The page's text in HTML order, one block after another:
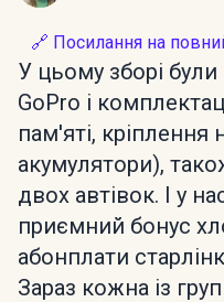
🔗 Посилання на
У цьому зборі
GoPro і
пам'яті, кріплення
акумулятори),
двох автівок. І у
приємний бонус
абонплати
Зараз кожна із